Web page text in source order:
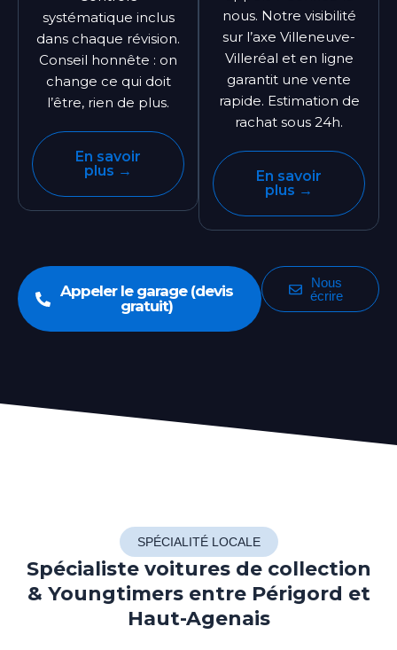
systématique inclus
dans chaque révision.
Conseil honnête : on
change ce qui doit
l’être, rien de plus.
En savoir
plus →
nous. Notre visibilité
sur l’axe Villeneuve-
Villeréal et en ligne
garantit une vente
rapide. Estimation de
rachat sous 24h.
En savoir
plus →
Appeler le garage (devis
gratuit)
Nous
écrire
SPÉCIALITÉ LOCALE
Spécialiste voitures de collection
& Youngtimers entre Périgord et
Haut-Agenais